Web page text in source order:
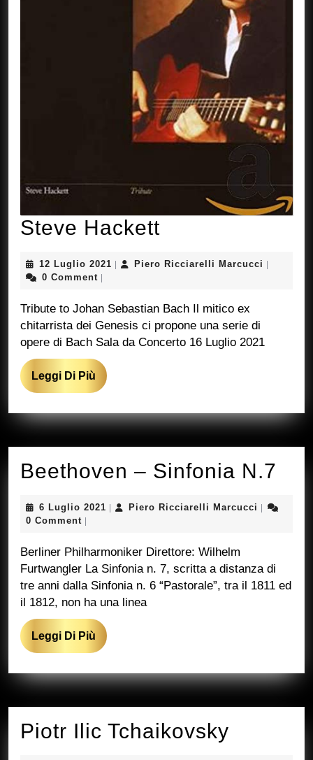
Steve Hackett
12 Luglio 2021 12
| Piero Ricciarelli Marcucci Piero
|
0 Comment |
Tribute to Johan Sebastian Bach Il mitico ex
chitarrista dei Genesis ci propone una serie di
opere di Bach Sala da Concerto 16 Luglio 2021
Leggi Di Più Leggi
Di
Beethoven – Sinfonia N.7
6 Luglio 2021 6| Piero Ricciarelli Marcucci Piero
|
0 Comment |
Berliner Philharmoniker Direttore: Wilhelm
Furtwangler La Sinfonia n. 7, scritta a distanza di
tre anni dalla Sinfonia n. 6 “Pastorale”, tra il 1811 ed
il 1812, non ha una linea
Leggi Di Più Leggi
Di
Piotr Ilic Tchaikovsky